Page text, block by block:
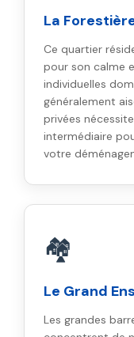
La
Ce quartier
pour son calme
individuelles
généralement
privées
intermédiaire
votre
🏘️
Le Grand
Les grandes